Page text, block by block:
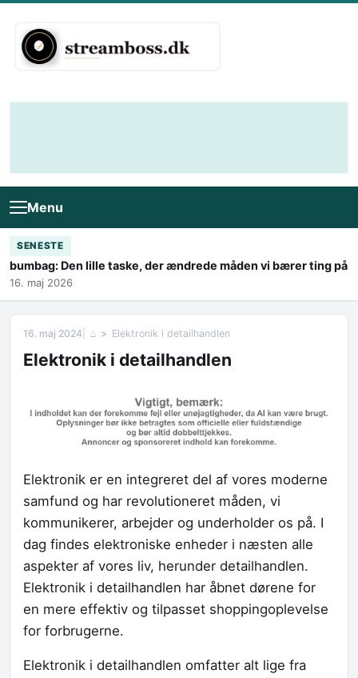
Menu
SENESTE
bumbag: Den lille taske, der ændrede måden vi bærer ting på
16. maj 2026
16. maj 2024 ⌂ Elektronik i detailhandlen
Elektronik i detailhandlen
Elektronik er en integreret del af vores moderne
samfund og har revolutioneret måden, vi
kommunikerer, arbejder og underholder os på. I
dag findes elektroniske enheder i næsten alle
aspekter af vores liv, herunder detailhandlen.
Elektronik i detailhandlen har åbnet dørene for
en mere effektiv og tilpasset shoppingoplevelse
for forbrugerne.
Elektronik i detailhandlen omfatter alt lige fra